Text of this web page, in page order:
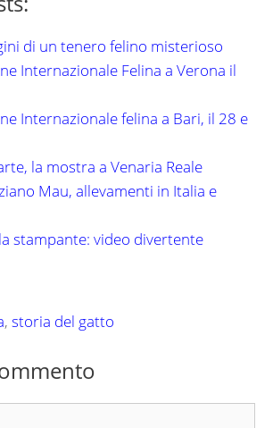
di un tenero felino misterioso
Internazionale Felina a Verona il
Internazionale felina a Bari, il 28 e
la mostra a Venaria Reale
Mau, allevamenti in Italia e
stampante: video divertente
,storia del gatto